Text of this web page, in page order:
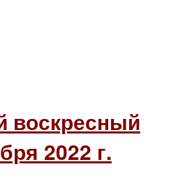
воскресный
2022 г.